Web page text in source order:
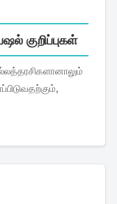
குறிப்புகள்